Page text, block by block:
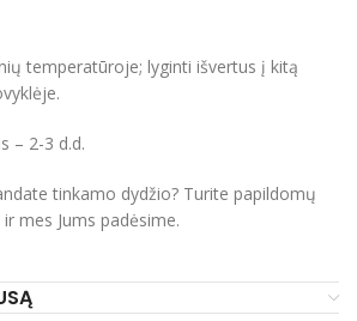
temperatūroje; lyginti išvertus į kitą
– 2-3 d.d.
tinkamo dydžio? Turite papildomų
mes Jums padėsime.